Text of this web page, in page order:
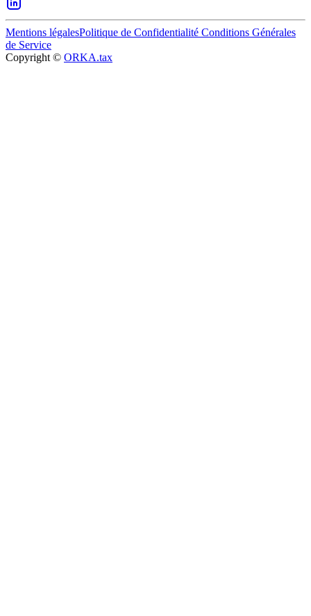
Mentions légalesPolitique de Confidentialité Conditions Générales
de Service
Copyright © ORKA.tax